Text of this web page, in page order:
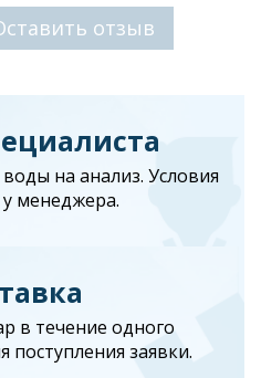
отзыв
на анализ. Условия
менеджера.
в течение одного
поступления заявки.